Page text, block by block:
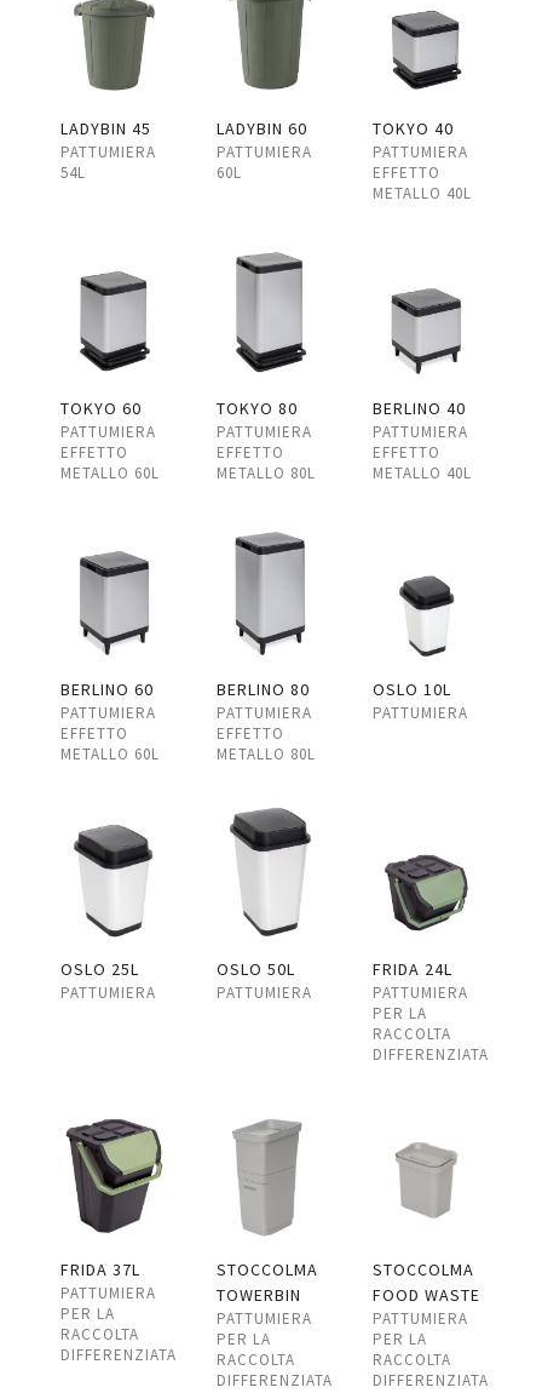
LADYBIN 45
PATTUMIERA
54L
LADYBIN 60
PATTUMIERA
60L
TOKYO 40
PATTUMIERA
EFFETTO
METALLO 40L
TOKYO 60
PATTUMIERA
EFFETTO
METALLO 60L
TOKYO 80
PATTUMIERA
EFFETTO
METALLO 80L
BERLINO 40
PATTUMIERA
EFFETTO
METALLO 40L
BERLINO 60
PATTUMIERA
EFFETTO
METALLO 60L
BERLINO 80
PATTUMIERA
EFFETTO
METALLO 80L
OSLO 10L
PATTUMIERA
OSLO 25L
PATTUMIERA
OSLO 50L
PATTUMIERA
FRIDA 24L
PATTUMIERA
PER LA
RACCOLTA
DIFFERENZIATA
FRIDA 37L
PATTUMIERA
PER LA
RACCOLTA
DIFFERENZIATA
STOCCOLMA
TOWERBIN
PATTUMIERA
PER LA
RACCOLTA
DIFFERENZIATA
STOCCOLMA
FOOD WASTE
PATTUMIERA
PER LA
RACCOLTA
DIFFERENZIATA